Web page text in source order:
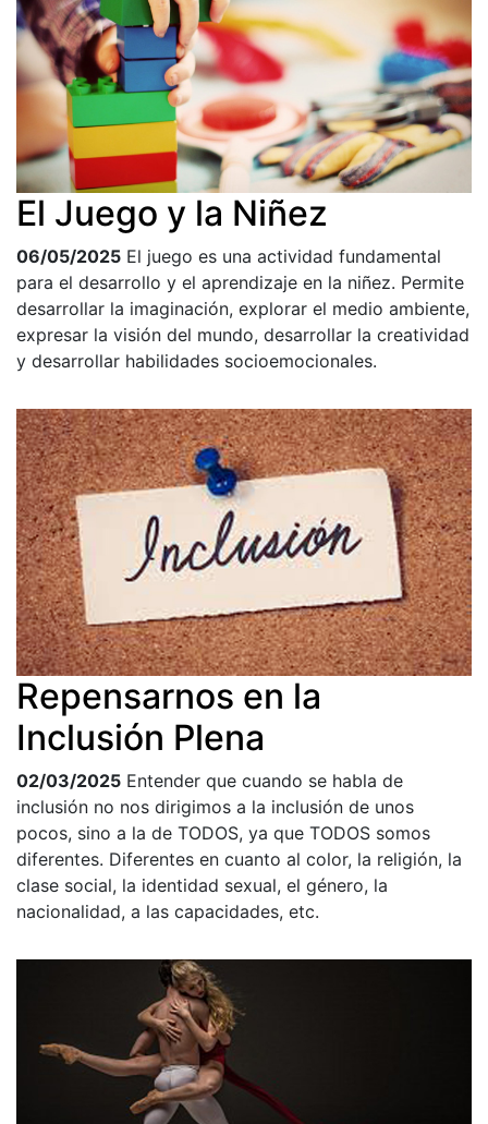
El Juego y la Niñez
06/05/2025 El juego es una actividad fundamental
para el desarrollo y el aprendizaje en la niñez. Permite
desarrollar la imaginación, explorar el medio ambiente,
expresar la visión del mundo, desarrollar la creatividad
y desarrollar habilidades socioemocionales.
Repensarnos en la
Inclusión Plena
02/03/2025 Entender que cuando se habla de
inclusión no nos dirigimos a la inclusión de unos
pocos, sino a la de TODOS, ya que TODOS somos
diferentes. Diferentes en cuanto al color, la religión, la
clase social, la identidad sexual, el género, la
nacionalidad, a las capacidades, etc.